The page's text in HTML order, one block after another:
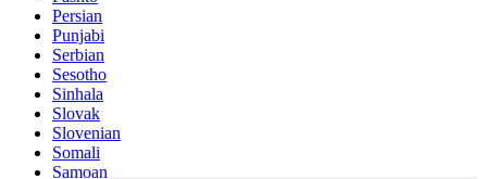
Persian
Punjabi
Serbian
Sesotho
Sinhala
Slovak
Slovenian
Somali
Samoan